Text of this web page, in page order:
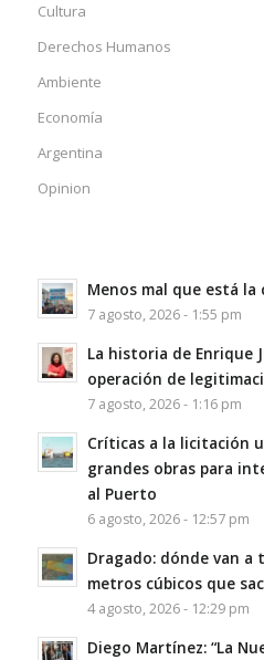
Cultura
Derechos Humanos
Ambiente
Economía
Argentina
Opinion
Menos mal que está la
7 agosto, 2026 - 1:55 pm
La historia de Enrique
operación de
7 agosto, 2026 - 1:16 pm
Críticas a la licitación
grandes obras para
al Puerto
6 agosto, 2026 - 12:57 pm
Dragado: dónde van a
metros cúbicos que
4 agosto, 2026 - 12:29 pm
Diego Martínez: “La